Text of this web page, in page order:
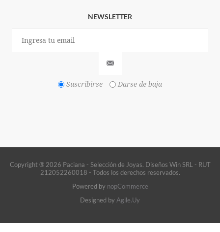
NEWSLETTER
Suscribirse Darse de baja
Copyright ® 2026 Paciana - Selección de Joyas. Diseños Win SRL - RUT
212052260018 - Todos los derechos reservados.
Powered by nopCommerce
Designed byAgile.Uy